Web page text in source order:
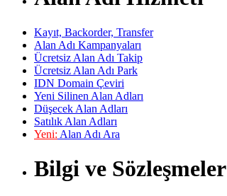
Kayıt, Backorder, Transfer
Alan Adı Kampanyaları
Ücretsiz Alan Adı Takip
Ücretsiz Alan Adı Park
IDN Domain Çeviri
Yeni Silinen Alan Adları
Düşecek Alan Adları
Satılık Alan Adları
Yeni: Alan Adı Ara
Bilgi ve Sözleşmeler